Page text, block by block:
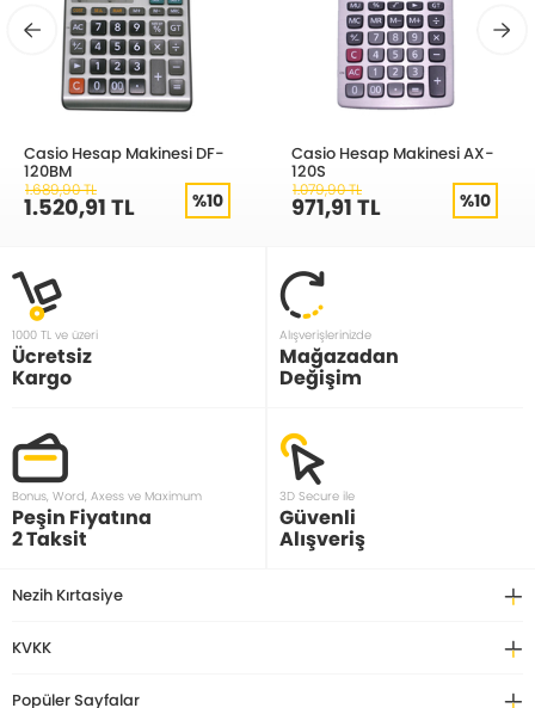
Casio Hesap Makinesi DF-
120BM
1.689,90 TL
1.520,91 TL %10
Casio Hesap Makinesi AX-
120S
1.079,90 TL
971,91 TL %10
1000 TL ve üzeri
Ücretsiz
Kargo
Alışverişlerinizde
Mağazadan
Değişim
Bonus, Word, Axess ve Maximum
Peşin Fiyatına
2 Taksit
3D Secure ile
Güvenli
Alışveriş
Nezih Kırtasiye
KVKK
Popüler Sayfalar